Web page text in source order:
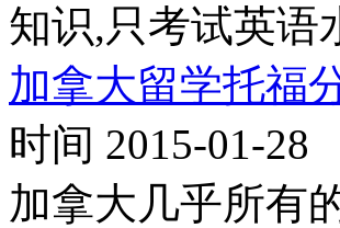
知识,只考试英语
加拿大留学托福
时间 2015-01-28
加拿大几乎所有